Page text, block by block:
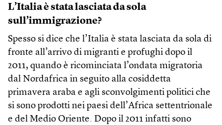
L’Italia è stata lasciata da sola
sull’immigrazione?
Spesso si dice che l’Italia è stata lasciata da sola di
fronte all’arrivo di migranti e profughi dopo il
2011, quando è ricominciata l’ondata migratoria
dal Nordafrica in seguito alla cosiddetta
primavera araba e agli sconvolgimenti politici che
si sono prodotti nei paesi dell’Africa settentrionale
e del Medio Oriente. Dopo il 2011 infatti sono